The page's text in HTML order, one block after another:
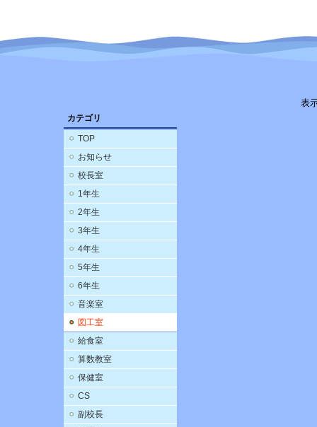
カテゴリ
TOP
お知らせ
校長室
1年生
2年生
3年生
4年生
5年生
6年生
音楽室
図工室
給食室
算数教室
保健室
CS
副校長
表